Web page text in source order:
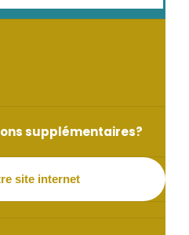
supplémentaires?
site internet